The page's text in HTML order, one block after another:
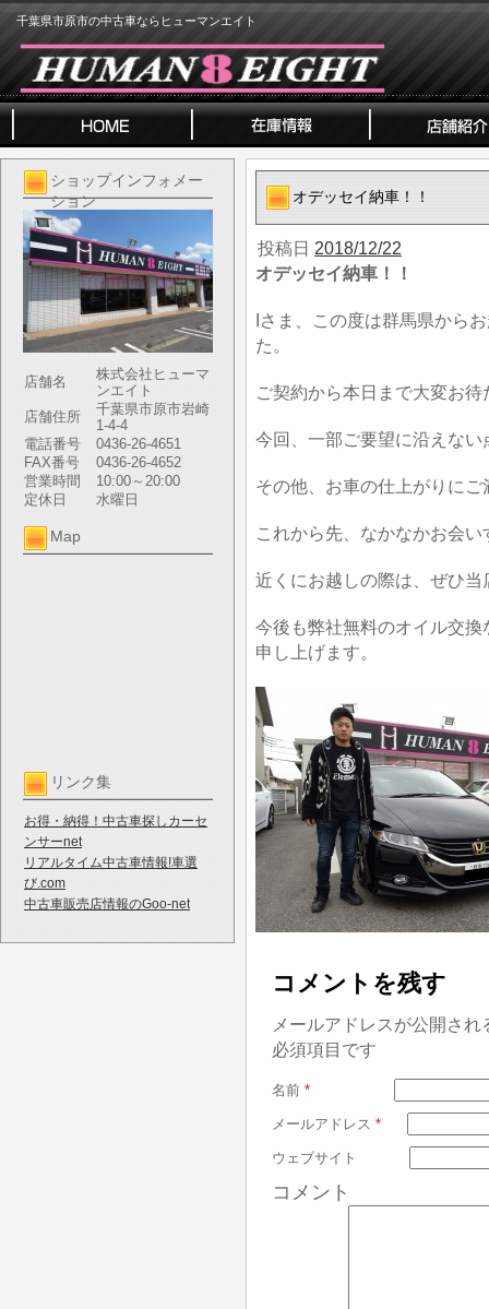
千葉県市原市の中古車ならヒューマンエイト
ショップインフォメー
ション
店舗名
株式会社ヒューマ
ンエイト
店舗住所
千葉県市原市岩崎
1-4-4
電話番号
0436-26-4651
FAX番号
0436-26-4652
営業時間
10:00～20:00
定休日
水曜日
Map
リンク集
お得・納得！中古車探しカーセ
ンサーnet
リアルタイム中古車情報!車選
び.com
中古車販売店情報のGoo-net
オデッセイ納車！！
投稿日 2018/12/22
オデッセイ納車！！
Iさま、この度は群馬県から
た。
ご契約から本日まで大変お
今回、一部ご要望に沿えな
その他、お車の仕上がりに
これから先、なかなかお会
近くにお越しの際は、ぜひ
今後も弊社無料のオイル交
申し上げます。
コメントを残す
メールアドレスが公開さ
必須項目です
名前 *
メールアドレス *
ウェブサイト
コメント